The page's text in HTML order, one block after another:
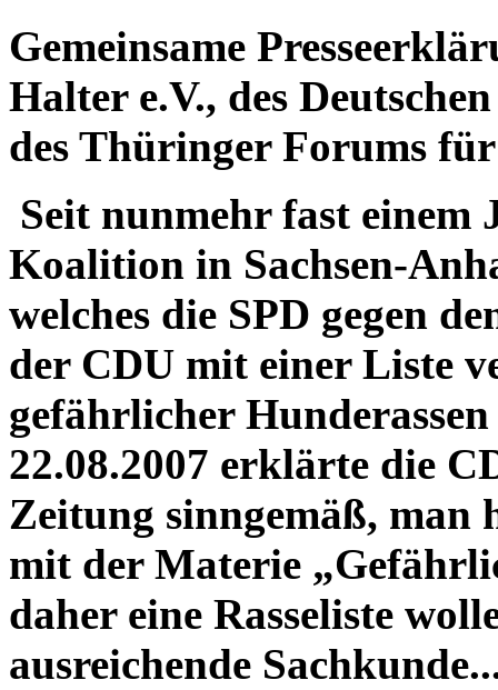
Gemeinsame
Halter e.V., des
des Thüringer Forums
Seit nunmehr fast einem
Koalition in Sachsen-
welches die SPD gegen
der CDU mit einer Liste
gefährlicher
22.08.2007 erklärte die
Zeitung sinngemäß, man
mit der Materie
daher eine Rasseliste
ausreichende